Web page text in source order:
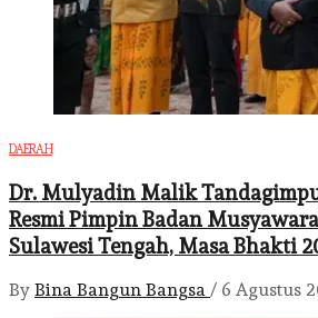
DAERAH
Dr. Mulyadin Malik
Resmi Pimpin Badan
Sulawesi Tengah, Masa Bhakti
By Bina Bangun Bangsa / 6 Agustus